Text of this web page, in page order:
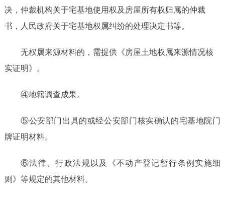
决，仲裁机构关于宅基地使用权及房屋所有权归属的仲裁
书，人民政府关于宅基地权属纠纷的处理决定书等。
无权属来源材料的，需提供《房屋土地权属来源情况核
实证明》。
④地籍调查成果。
⑤公安部门出具的或经公安部门核实确认的宅基地院门
牌证明材料。
⑥法律、行政法规以及《不动产登记暂行条例实施细
则》等规定的其他材料。